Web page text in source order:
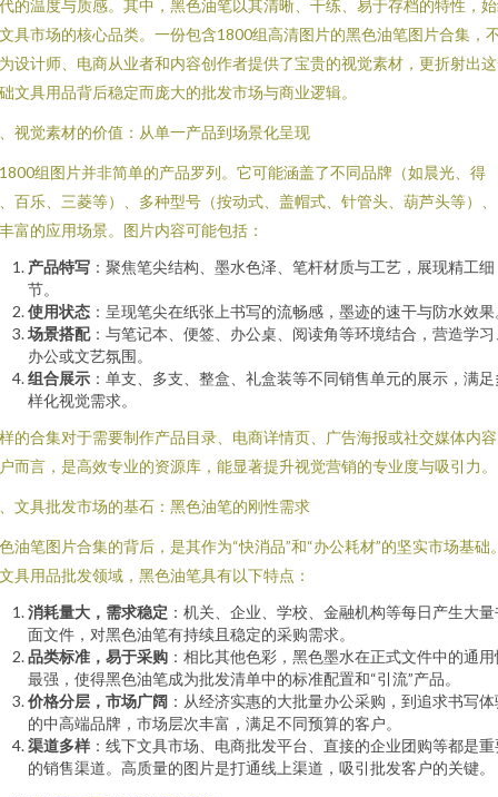
的温度与质感。其中，黑色油笔以其清晰、干练、易于存档的特性，
具市场的核心品类。一份包含1800组高清图片的黑色油笔图片合集，
设计师、电商从业者和内容创作者提供了宝贵的视觉素材，更折射出
文具用品背后稳定而庞大的批发市场与商业逻辑。
视觉素材的价值：从单一产品到场景化呈现
组图片并非简单的产品罗列。它可能涵盖了不同品牌（如晨光、得
百乐、三菱等）、多种型号（按动式、盖帽式、针管头、葫芦头等）
富的应用场景。图片内容可能包括：
产品特写 ：聚焦笔尖结构、墨水色泽、笔杆材质与工艺，展现精工细
节。
使用状态 ：呈现笔尖在纸张上书写的流畅感，墨迹的速干与防水效果
场景搭配：与笔记本、便签、办公桌、阅读角等环境结合，营造学习
办公或文艺氛围。
组合展示 ：单支、多支、整盒、礼盒装等不同销售单元的展示，满足
样化视觉需求。
的合集对于需要制作产品目录、电商详情页、广告海报或社交媒体内
而言，是高效专业的资源库，能显著提升视觉营销的专业度与吸引力。
文具批发市场的基石：黑色油笔的刚性需求
油笔图片合集的背后，是其作为“快消品”和“办公耗材”的坚实市场基础
具用品批发领域，黑色油笔具有以下特点：
消耗量大，需求稳定 ：机关、企业、学校、金融机构等每日产生大
面文件，对黑色油笔有持续且稳定的采购需求。
品类标准，易于采购 ：相比其他色彩，黑色墨水在正式文件中的通
最强，使得黑色油笔成为批发清单中的标准配置和“引流”产品。
价格分层，市场广阔 ：从经济实惠的大批量办公采购，到追求书写
的中高端品牌，市场层次丰富，满足不同预算的客户。
渠道多样 ：线下文具市场、电商批发平台、直接的企业团购等都是重
的销售渠道。高质量的图片是打通线上渠道，吸引批发客户的关键。